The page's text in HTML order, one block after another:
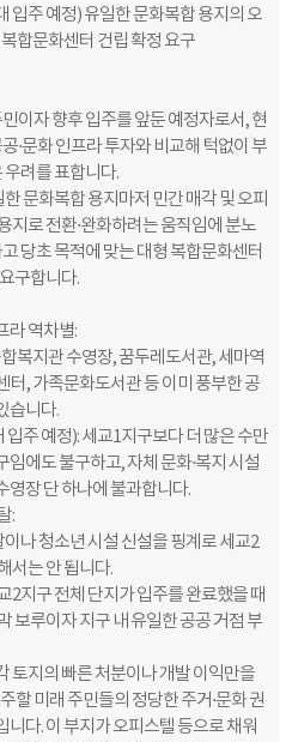
입주 예정) 유일한 문화복합 용지의 오
합문화센터 건립 확정 요구
이자 향후 입주를 앞둔 예정자로서, 현
·문화 인프라 투자와 비교해 턱없이 부
우려를 표합니다.
문화복합 용지마저 민간 매각 및 오피
지로 전환·완화하려는 움직임에 분노
당초 목적에 맞는 대형 복합문화센터
구합니다.
라 역차별:
복지관 수영장, 꿈두레도서관, 세마역
터, 가족문화도서관 등 이미 풍부한 공
습니다.
주 예정): 세교1지구보다 더 많은 수만
에도 불구하고, 자체 문화·복지 시설
영장 단 하나에 불과합니다.
:
나 청소년 시설 신설을 핑계로 세교2
서는 안 됩니다.
2지구 전체 단지가 입주를 완료했을 때
보루이자 지구 내 유일한 공공 거점 부
토지의 빠른 처분이나 개발 이익만을
할 미래 주민들의 정당한 주거·문화 권
다. 이 부지가 오피스텔 등으로 채워